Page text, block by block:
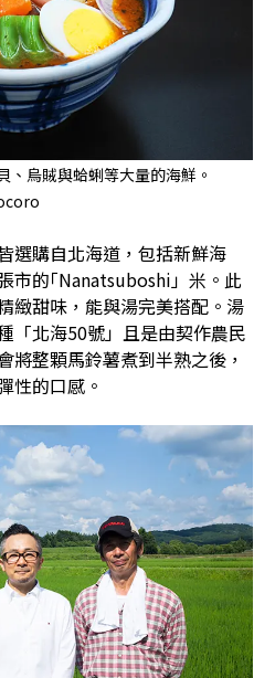
、烏賊與蛤蜊等大量的海鮮。
選購自北海道，包括新鮮海
市的｢Nanatsuboshi」米。此
緻甜味，能與湯完美搭配。湯
「北海50號」且是由契作農民
將整顆馬鈴薯煮到半熟之後，
性的口感。